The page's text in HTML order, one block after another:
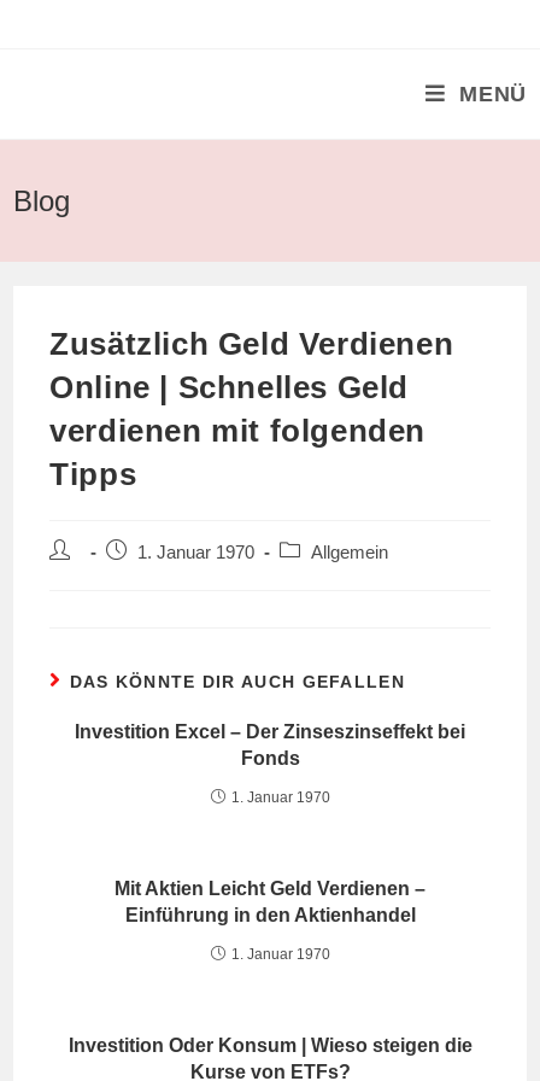
MENÜ
Blog
Zusätzlich Geld Verdienen
Online | Schnelles Geld
verdienen mit folgenden
Tipps
Beitrags-Beitrag1. Januar 1970
Beitrags-
Allgemein
DAS KÖNNTE DIR AUCH GEFALLEN
Investition Excel – Der Zinseszinseffekt bei
Fonds
1. Januar 1970
Mit Aktien Leicht Geld Verdienen –
Einführung in den Aktienhandel
1. Januar 1970
Investition Oder Konsum | Wieso steigen die
Kurse von ETFs?